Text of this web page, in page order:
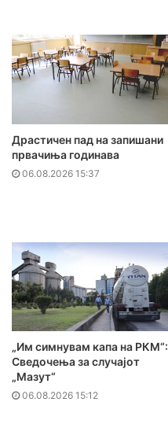
Драстичен пад на запишани
првачиња годинава
06.08.2026 15:37
„Им симнувам капа на РКМ“:
Сведочења за случајот
„Мазут“
06.08.2026 15:12